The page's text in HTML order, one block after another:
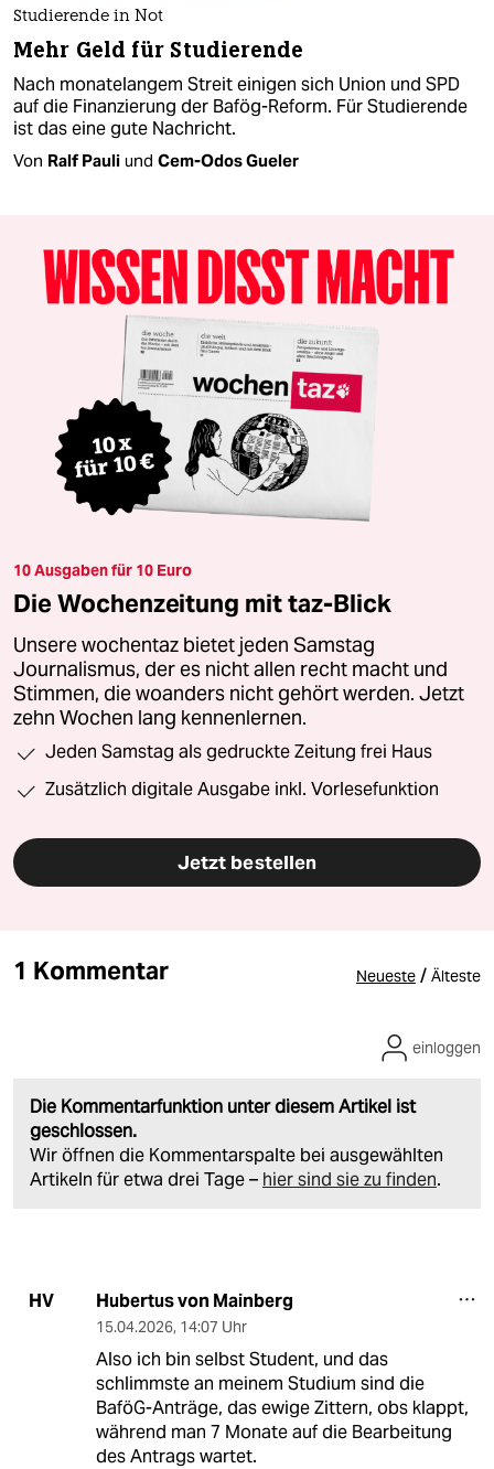
Studierende in Not
Mehr Geld für Studierende
Nach monatelangem Streit einigen sich Union und SPD
auf die Finanzierung der Bafög-Reform. Für Studierende
ist das eine gute Nachricht.
Von Ralf Pauli und Cem-Odos Gueler
10 Ausgaben für 10 Euro
Die Wochenzeitung mit taz-Blick
Unsere wochentaz bietet jeden Samstag
Journalismus, der es nicht allen recht macht und
Stimmen, die woanders nicht gehört werden. Jetzt
zehn Wochen lang kennenlernen.
Jeden Samstag als gedruckte Zeitung frei Haus
Zusätzlich digitale Ausgabe inkl. Vorlesefunktion
Jetzt bestellen
1 Kommentar Neueste / Älteste
Die Kommentarfunktion unter diesem Artikel ist
geschlossen.
Wir öffnen die Kommentarspalte bei ausgewählten
Artikeln für etwa drei Tage – hier sind sie zu finden.
einloggen
HV Hubertus von Mainberg
15.04.2026, 14:07 Uhr
Also ich bin selbst Student, und das
schlimmste an meinem Studium sind die
BaföG-Anträge, das ewige Zittern, obs klappt,
während man 7 Monate auf die Bearbeitung
des Antrags wartet.